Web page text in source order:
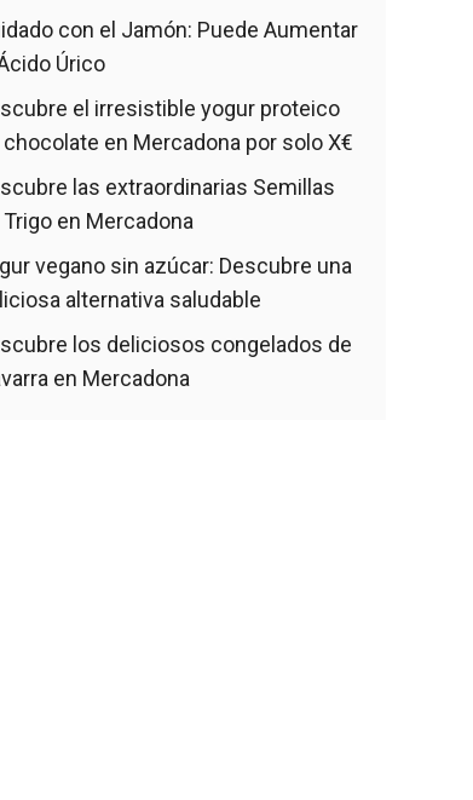
con el Jamón: Puede Aumentar
Úrico
el irresistible yogur proteico
chocolate en Mercadona por solo X€
las extraordinarias Semillas
Trigo en Mercadona
vegano sin azúcar: Descubre una
alternativa saludable
los deliciosos congelados de
en Mercadona